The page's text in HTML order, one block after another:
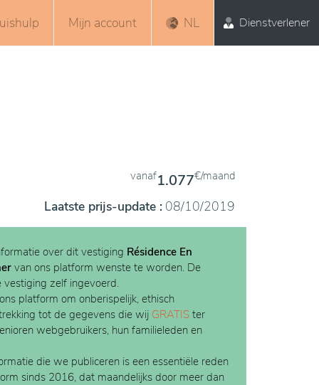
Mijn account NL Dienstverlener
vanaf1.077€/maand
Laatste prijs-update : 08/10/2019
over dit vestiging Résidence En
van ons platform wenste te worden. De
zelf ingevoerd.
platform om onberispelijk, ethisch
tot de gegevens die wij GRATIS ter
webgebruikers, hun familieleden en
die we publiceren is een essentiële reden
sinds 2016, dat maandelijks door meer dan